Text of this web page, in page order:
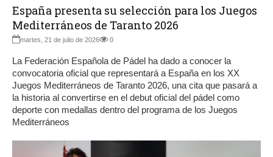
España presenta su selección para los Juegos
Mediterráneos de Taranto 2026
martes, 21 de julio de 2026 0
La Federación Española de Pádel ha dado a conocer la
convocatoria oficial que representará a España en los XX
Juegos Mediterráneos de Taranto 2026, una cita que pasará a
la historia al convertirse en el debut oficial del pádel como
deporte con medallas dentro del programa de los Juegos
Mediterráneos